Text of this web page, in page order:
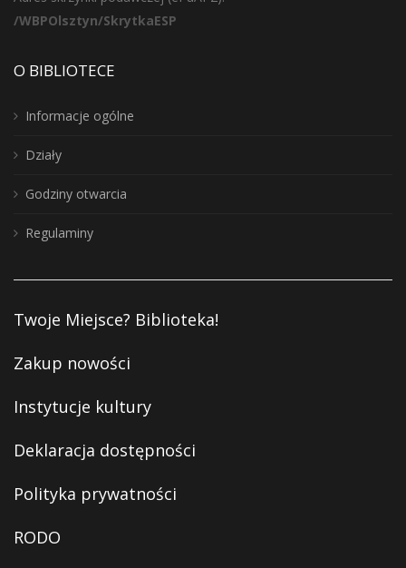
/WBPOlsztyn/SkrytkaESP
O BIBLIOTECE
Informacje ogólne
Działy
Godziny otwarcia
Regulaminy
Twoje Miejsce? Biblioteka!
Zakup nowości
Instytucje kultury
Deklaracja dostępności
Polityka prywatności
RODO